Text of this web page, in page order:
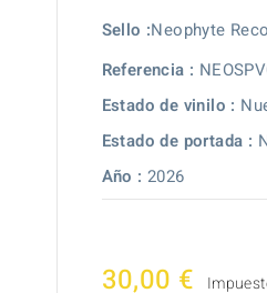
Sello :Neophyte
Referencia :
Estado de vinilo :
Estado de portada :
Año : 2026
30,00 €